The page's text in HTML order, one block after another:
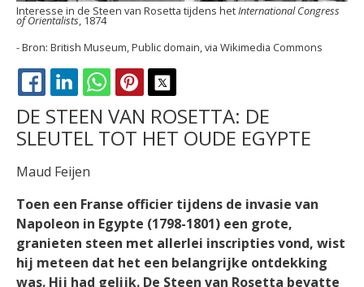
Interesse in de Steen van Rosetta tijdens hetInternational Congress
of Orientalists, 1874
British Museum, Public domain, via Wikimedia Commons
FACEBOOK
LINKEDINWHATSAPPPINTEREST
DE STEEN VAN ROSETTA: DE
SLEUTEL TOT HET OUDE EGYPTE
Maud Feijen
Toen een Franse officier tijdens de invasie van
Napoleon in Egypte (1798-1801) een grote,
granieten steen met allerlei inscripties vond, wist
hij meteen dat het een belangrijke ontdekking
was. Hij had gelijk. De Steen van Rosetta bevatte